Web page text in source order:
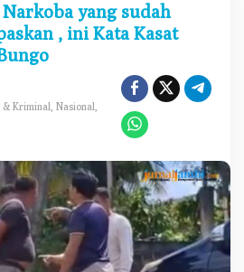
r
d
u
g
a
a
N
a
r
o
yang sudah
, ini Kata Kasat
& Kriminal Nasional